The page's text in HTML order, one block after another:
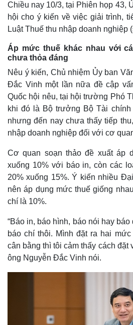
Chiều nay 10/3, tại Phiên họp 43,
hội cho ý kiến về việc giải trình,
Luật Thuế thu nhập doanh nghiệp
Áp mức thuế khác nhau với
chưa thỏa đáng
Nêu ý kiến, Chủ nhiệm Ủy ban
Đắc Vinh một lần nữa đề cập
Quốc hội nêu, tại hội trường Phó
khi đó là Bộ trưởng Bộ Tài
nhưng đến nay chưa thấy tiếp
nhập doanh nghiệp đối với cơ
Cơ quan soạn thảo đề xuất áp
xuống 10% với báo in, còn các
20% xuống 15%. Ý kiến nhiều
nên áp dụng mức thuế giống
chí là 10%.
“Báo in, báo hình, báo nói hay
báo chí thôi. Mình đặt ra hai
cân bằng thì tôi cảm thấy cách đặt
ông Nguyễn Đắc Vinh nói.